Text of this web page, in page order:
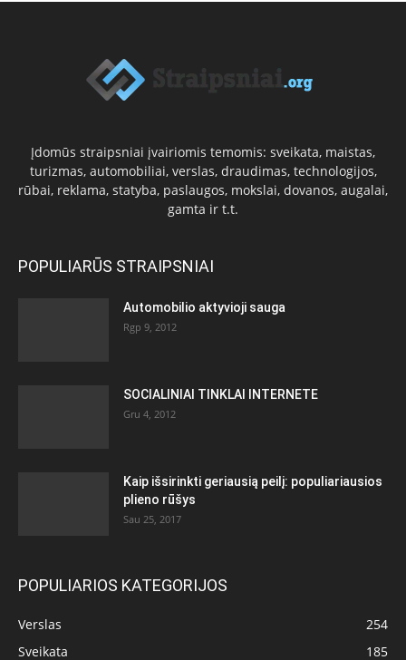
Įdomūs straipsniai įvairiomis temomis: sveikata, maistas,
turizmas, automobiliai, verslas, draudimas, technologijos,
rūbai, reklama, statyba, paslaugos, mokslai, dovanos, augalai,
gamta ir t.t.
POPULIARŪS STRAIPSNIAI
Automobilio aktyvioji sauga
Rgp 9, 2012
SOCIALINIAI TINKLAI INTERNETE
Gru 4, 2012
Kaip išsirinkti geriausią peilį: populiariausios
plieno rūšys
Sau 25, 2017
POPULIARIOS KATEGORIJOS
Verslas
254
Sveikata
185